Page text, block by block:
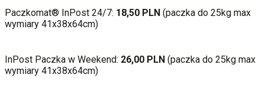
Paczkomat® InPost 24/7: 18,50 PLN (paczka do 25kg max
wymiary 41x38x64cm)
InPost Paczka w Weekend: 26,00 PLN (paczka do 25kg max
wymiary 41x38x64cm)